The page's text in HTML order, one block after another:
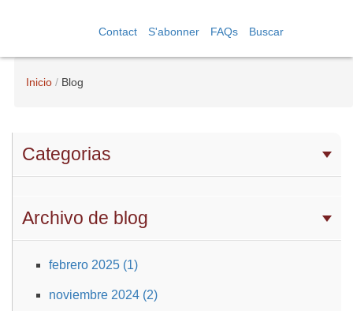
Contact S'abonner FAQs Buscar
Inicio Blog
Categorias
Archivo de blog
febrero 2025 (1)
noviembre 2024 (2)